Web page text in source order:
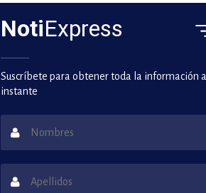
NotiExpress
Suscríbete para obtener toda la información al
instante